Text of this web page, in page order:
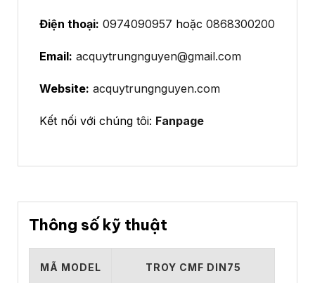
Điện thoại: 0974090957 hoặc 0868300200
Email: acquytrungnguyen@gmail.com
Website: acquytrungnguyen.com
Kết nối với chúng tôi: Fanpage
Thông số kỹ thuật
MÃ MODEL TROY CMF DIN75